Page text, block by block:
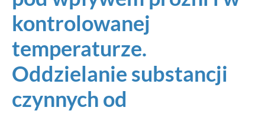
kontrolowanej
temperaturze.
Oddzielanie substancji
czynnych od